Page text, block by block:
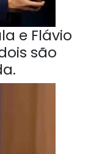
e Flávio
são